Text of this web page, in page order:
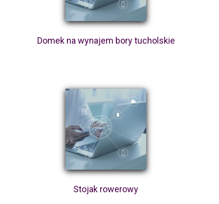
Domek na wynajem bory tucholskie
Stojak rowerowy